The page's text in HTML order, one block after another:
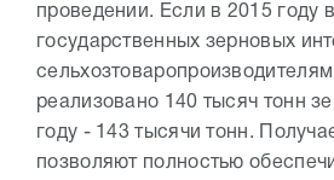
проведении. Если в 2015 году
государственных зерновых
реализовано 140 тысяч тонн
году - 143 тысячи тонн.
позволяют полностью